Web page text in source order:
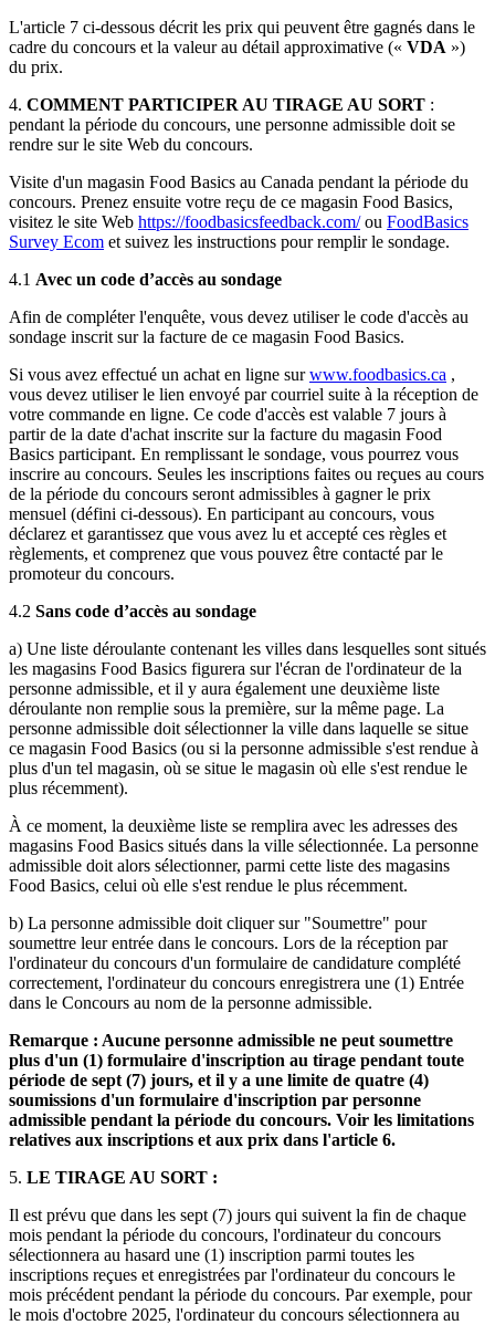
L'article 7 ci-dessous décrit les prix qui peuvent être gagnés dans le
cadre du concours et la valeur au détail approximative (« VDA »)
du prix.
4. COMMENT PARTICIPER AU TIRAGE AU SORT :
pendant la période du concours, une personne admissible doit se
rendre sur le site Web du concours.
Visite d'un magasin Food Basics au Canada pendant la période du
concours. Prenez ensuite votre reçu de ce magasin Food Basics,
visitez le site Web https://foodbasicsfeedback.com/ou FoodBasics
Survey Ecom et suivez les instructions pour remplir le sondage.
4.1 Avec un code d’accès au sondage
Afin de compléter l'enquête, vous devez utiliser le code d'accès au
sondage inscrit sur la facture de ce magasin Food Basics.
Si vous avez effectué un achat en ligne surwww.foodbasics.ca ,
vous devez utiliser le lien envoyé par courriel suite à la réception de
votre commande en ligne. Ce code d'accès est valable 7 jours à
partir de la date d'achat inscrite sur la facture du magasin Food
Basics participant. En remplissant le sondage, vous pourrez vous
inscrire au concours. Seules les inscriptions faites ou reçues au cours
de la période du concours seront admissibles à gagner le prix
mensuel (défini ci-dessous). En participant au concours, vous
déclarez et garantissez que vous avez lu et accepté ces règles et
règlements, et comprenez que vous pouvez être contacté par le
promoteur du concours.
4.2 Sans code d’accès au sondage
a) Une liste déroulante contenant les villes dans lesquelles sont situés
les magasins Food Basics figurera sur l'écran de l'ordinateur de la
personne admissible, et il y aura également une deuxième liste
déroulante non remplie sous la première, sur la même page. La
personne admissible doit sélectionner la ville dans laquelle se situe
ce magasin Food Basics (ou si la personne admissible s'est rendue à
plus d'un tel magasin, où se situe le magasin où elle s'est rendue le
plus récemment).
À ce moment, la deuxième liste se remplira avec les adresses des
magasins Food Basics situés dans la ville sélectionnée. La personne
admissible doit alors sélectionner, parmi cette liste des magasins
Food Basics, celui où elle s'est rendue le plus récemment.
b) La personne admissible doit cliquer sur "Soumettre" pour
soumettre leur entrée dans le concours. Lors de la réception par
l'ordinateur du concours d'un formulaire de candidature complété
correctement, l'ordinateur du concours enregistrera une (1) Entrée
dans le Concours au nom de la personne admissible.
Remarque : Aucune personne admissible ne peut soumettre
plus d'un (1) formulaire d'inscription au tirage pendant toute
période de sept (7) jours, et il y a une limite de quatre (4)
soumissions d'un formulaire d'inscription par personne
admissible pendant la période du concours. Voir les limitations
relatives aux inscriptions et aux prix dans l'article 6.
5. LE TIRAGE AU SORT :
Il est prévu que dans les sept (7) jours qui suivent la fin de chaque
mois pendant la période du concours, l'ordinateur du concours
sélectionnera au hasard une (1) inscription parmi toutes les
inscriptions reçues et enregistrées par l'ordinateur du concours le
mois précédent pendant la période du concours. Par exemple, pour
le mois d'octobre 2025, l'ordinateur du concours sélectionnera au